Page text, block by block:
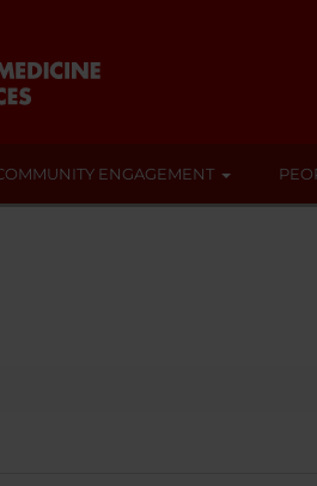
ENGAGEMENT